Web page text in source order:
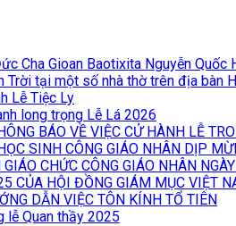
Cha Gioan Baotixita Nguyễn Quốc
Trời tại một số nhà thờ trên địa bàn
Lễ Tiệc Ly
long trọng Lễ Lá 2026
BÁO VỀ VIỆC CỬ HÀNH LỄ
SINH CÔNG GIÁO NHÂN DỊP
CHỨC CÔNG GIÁO NHÂN
CỦA HỘI ĐỒNG GIÁM MỤC VIỆT
DẪN VIỆC TÔN KÍNH TỔ TIÊN
lễ Quan thầy 2025